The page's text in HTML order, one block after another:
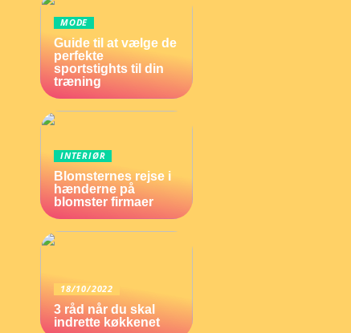
MODE
Guide til at vælge de
perfekte
sportstights til din
træning
INTERIØR
Blomsternes rejse i
hænderne på
blomster firmaer
18/10/2022
3 råd når du skal
indrette køkkenet